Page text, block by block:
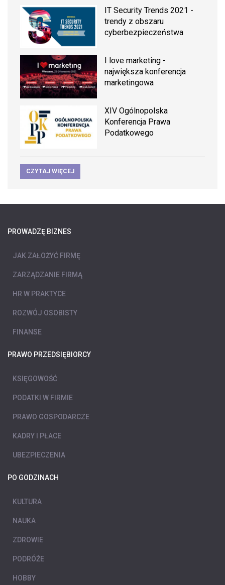
IT Security Trends 2021 -
trendy z obszaru
cyberbezpieczeństwa
I love marketing -
największa konferencja
marketingowa
XIV Ogólnopolska
Konferencja Prawa
Podatkowego
CZYTAJ WIĘCEJ
PROWADZĘ BIZNES
JAK ZAŁOŻYĆ FIRMĘ
ZARZĄDZANIE FIRMĄ
HR W PRAKTYCE
ROZWÓJ OSOBISTY
FINANSE
PRAWO PRZEDSIĘBIORCY
KSIĘGOWOŚĆ
PODATKI W FIRMIE
PRAWO GOSPODARCZE
KADRY I PŁACE
UBEZPIECZENIA
PO GODZINACH
KULTURA
NAUKA
ZDROWIE
PODRÓŻE
HOBBY